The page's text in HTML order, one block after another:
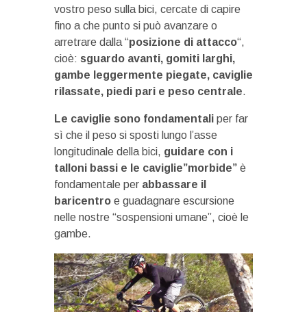
vostro peso sulla bici, cercate di capire
fino a che punto si può avanzare o
arretrare dalla “posizione di attacco“,
cioè: sguardo avanti, gomiti larghi,
gambe leggermente piegate, caviglie
rilassate, piedi pari e peso centrale.
Le caviglie sono fondamentali per far
sì che il peso si sposti lungo l’asse
longitudinale della bici, guidare con i
talloni bassi e le caviglie”morbide” è
fondamentale per abbassare il
baricentro e guadagnare escursione
nelle nostre “sospensioni umane”, cioè le
gambe.